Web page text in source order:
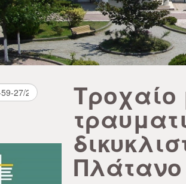
Τροχαίο